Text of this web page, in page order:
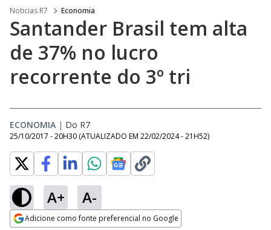
Noticias R7 Economia
Santander Brasil tem alta
de 37% no lucro
recorrente do 3º tri
ECONOMIA | Do R7
25/10/2017 - 20H30 (ATUALIZADO EM 22/02/2024 - 21H52)
A+ A-
Adicione como fonte preferencial no Google